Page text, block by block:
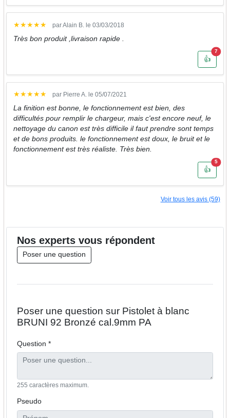
★★★★★ par Alain B. le 03/03/2018
Très bon produit ,livraison rapide .
👍
7
★★★★★ par Pierre A. le 05/07/2021
La finition est bonne, le fonctionnement est bien, des
difficultés pour remplir le chargeur, mais c'est encore neuf, le
nettoyage du canon est très difficile il faut prendre sont temps
et de bons produits. le fonctionnement est doux, le bruit et le
fonctionnement est très réaliste. Très bien.
👍
5
Voir tous les avis (59)
Nos expertsvous répondent
Poser une question
Poser une question sur Pistolet à blanc
BRUNI 92 Bronzé cal.9mm PA
Question *
255 caractères maximum.
Pseudo